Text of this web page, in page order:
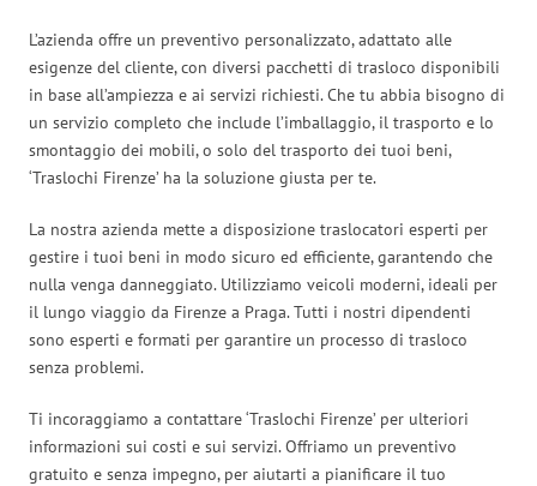
L’azienda offre un preventivo personalizzato, adattato alle
esigenze del cliente, con diversi pacchetti di trasloco disponibili
in base all’ampiezza e ai servizi richiesti. Che tu abbia bisogno di
un servizio completo che include l’imballaggio, il trasporto e lo
smontaggio dei mobili, o solo del trasporto dei tuoi beni,
‘Traslochi Firenze’ ha la soluzione giusta per te.
La nostra azienda mette a disposizione traslocatori esperti per
gestire i tuoi beni in modo sicuro ed efficiente, garantendo che
nulla venga danneggiato. Utilizziamo veicoli moderni, ideali per
il lungo viaggio da Firenze a Praga. Tutti i nostri dipendenti
sono esperti e formati per garantire un processo di trasloco
senza problemi.
Ti incoraggiamo a contattare ‘Traslochi Firenze’ per ulteriori
informazioni sui costi e sui servizi. Offriamo un preventivo
gratuito e senza impegno, per aiutarti a pianificare il tuo